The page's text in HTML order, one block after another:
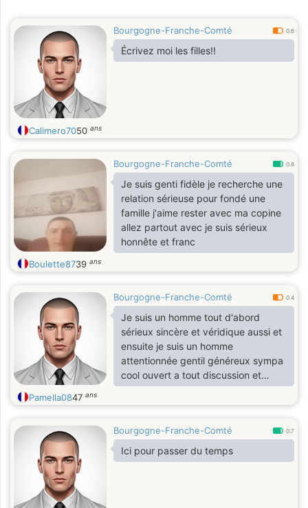
Bourgogne-Franche-Comté 0.6
Écrivez moi les filles!!
Calimero7050 ans
Bourgogne-Franche-Comté 0.8
Je suis genti fidèle je recherche une
relation sérieuse pour fondé une
famille j'aime rester avec ma copine
allez partout avec je suis sérieux
honnête et franc
Boulette8739 ans
Bourgogne-Franche-Comté 0.4
Je suis un homme tout d'abord
sérieux sincère et véridique aussi et
ensuite je suis un homme
attentionnée gentil généreux sympa
cool ouvert a tout discussion et
surtout très respectueux
Pamella0847 ans
Bourgogne-Franche-Comté 0.7
Ici pour passer du temps